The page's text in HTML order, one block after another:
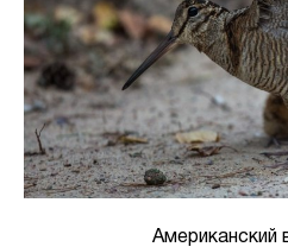
Американский